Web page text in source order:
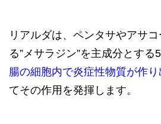
リアルダは、ペンタサやアサ
る”メサラジン”を主成分とする
腸の細胞内で炎症性物質が作
てその作用を発揮します。